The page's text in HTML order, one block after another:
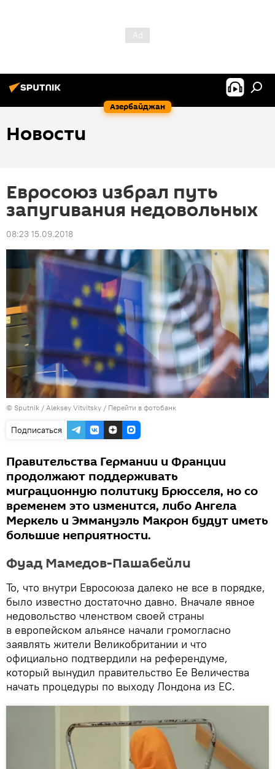
Азербайджан
Новости
Евросоюз избрал путь
запугивания недовольных
08:23 15.09.2018
© Sputnik / Aleksey Vitvitsky / Перейти в фотобанк
Подписаться
Правительства Германии и Франции
продолжают поддерживать
миграционную политику Брюсселя, но со
временем это изменится, либо Ангела
Меркель и Эммануэль Макрон будут иметь
большие неприятности.
Фуад Мамедов-Пашабейли
То, что внутри Евросоюза далеко не все в порядке,
было известно достаточно давно. Вначале явное
недовольство членством своей страны
в европейском альянсе начали громогласно
заявлять жители Великобритании и что
официально подтвердили на референдуме,
который вынудил правительство Ее Величества
начать процедуры по выходу Лондона из ЕС.